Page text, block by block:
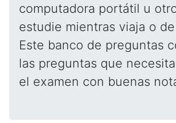
computadora portátil u
estudie mientras viaja o
Este banco de preguntas
las preguntas que
el examen con buenas